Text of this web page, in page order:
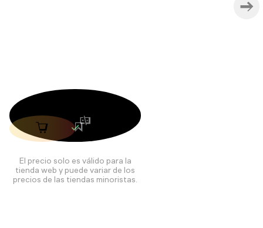
El precio solo es válido para la
tienda web y puede variar de los
precios de las tiendas minoristas.